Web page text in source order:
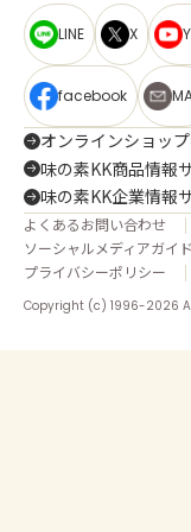
LINE X
facebook
オンラインショップ
味の素KK商品情報
味の素KK企業情報
よくあるお問い合わせ
ソーシャルメディアガイ
プライバシーポリシー
Copyright (c) 1996-2026